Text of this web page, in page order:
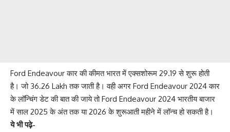
Ford Endeavour कार की कीमत भारत में एक्सशोरूम 29.19 से शुरू होती
है। जो 36.26 Lakh तक जाती है। वही अगर Ford Endeavour 2024 कार
के लॉन्चिंग डेट की बात की जाये तो Ford Endeavour 2024 भारतीय बाजार
में साल 2025 के अंत तक या 2026 के शुरूआती महीने में लॉन्च हो सकती है।
ये भी पढ़े-